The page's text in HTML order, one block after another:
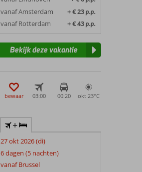
vanaf Amsterdam + € 23p.p.
vanaf Rotterdam + € 43p.p.
Bekijk deze vakantie
bewaar 03:00 00:20 okt 23°C
+
27 okt 2026 (di)
6 dagen (5 nachten)
vanaf Brussel